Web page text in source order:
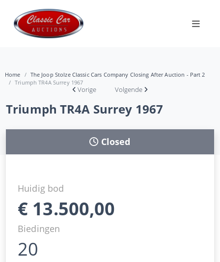
Home
The Joop Stolze Classic Cars Company Closing After Auction - Part 2
Triumph TR4A Surrey 1967
Vorige Volgende
Triumph TR4A Surrey 1967
Closed
Huidig bod
€ 13.500,00
Biedingen
20